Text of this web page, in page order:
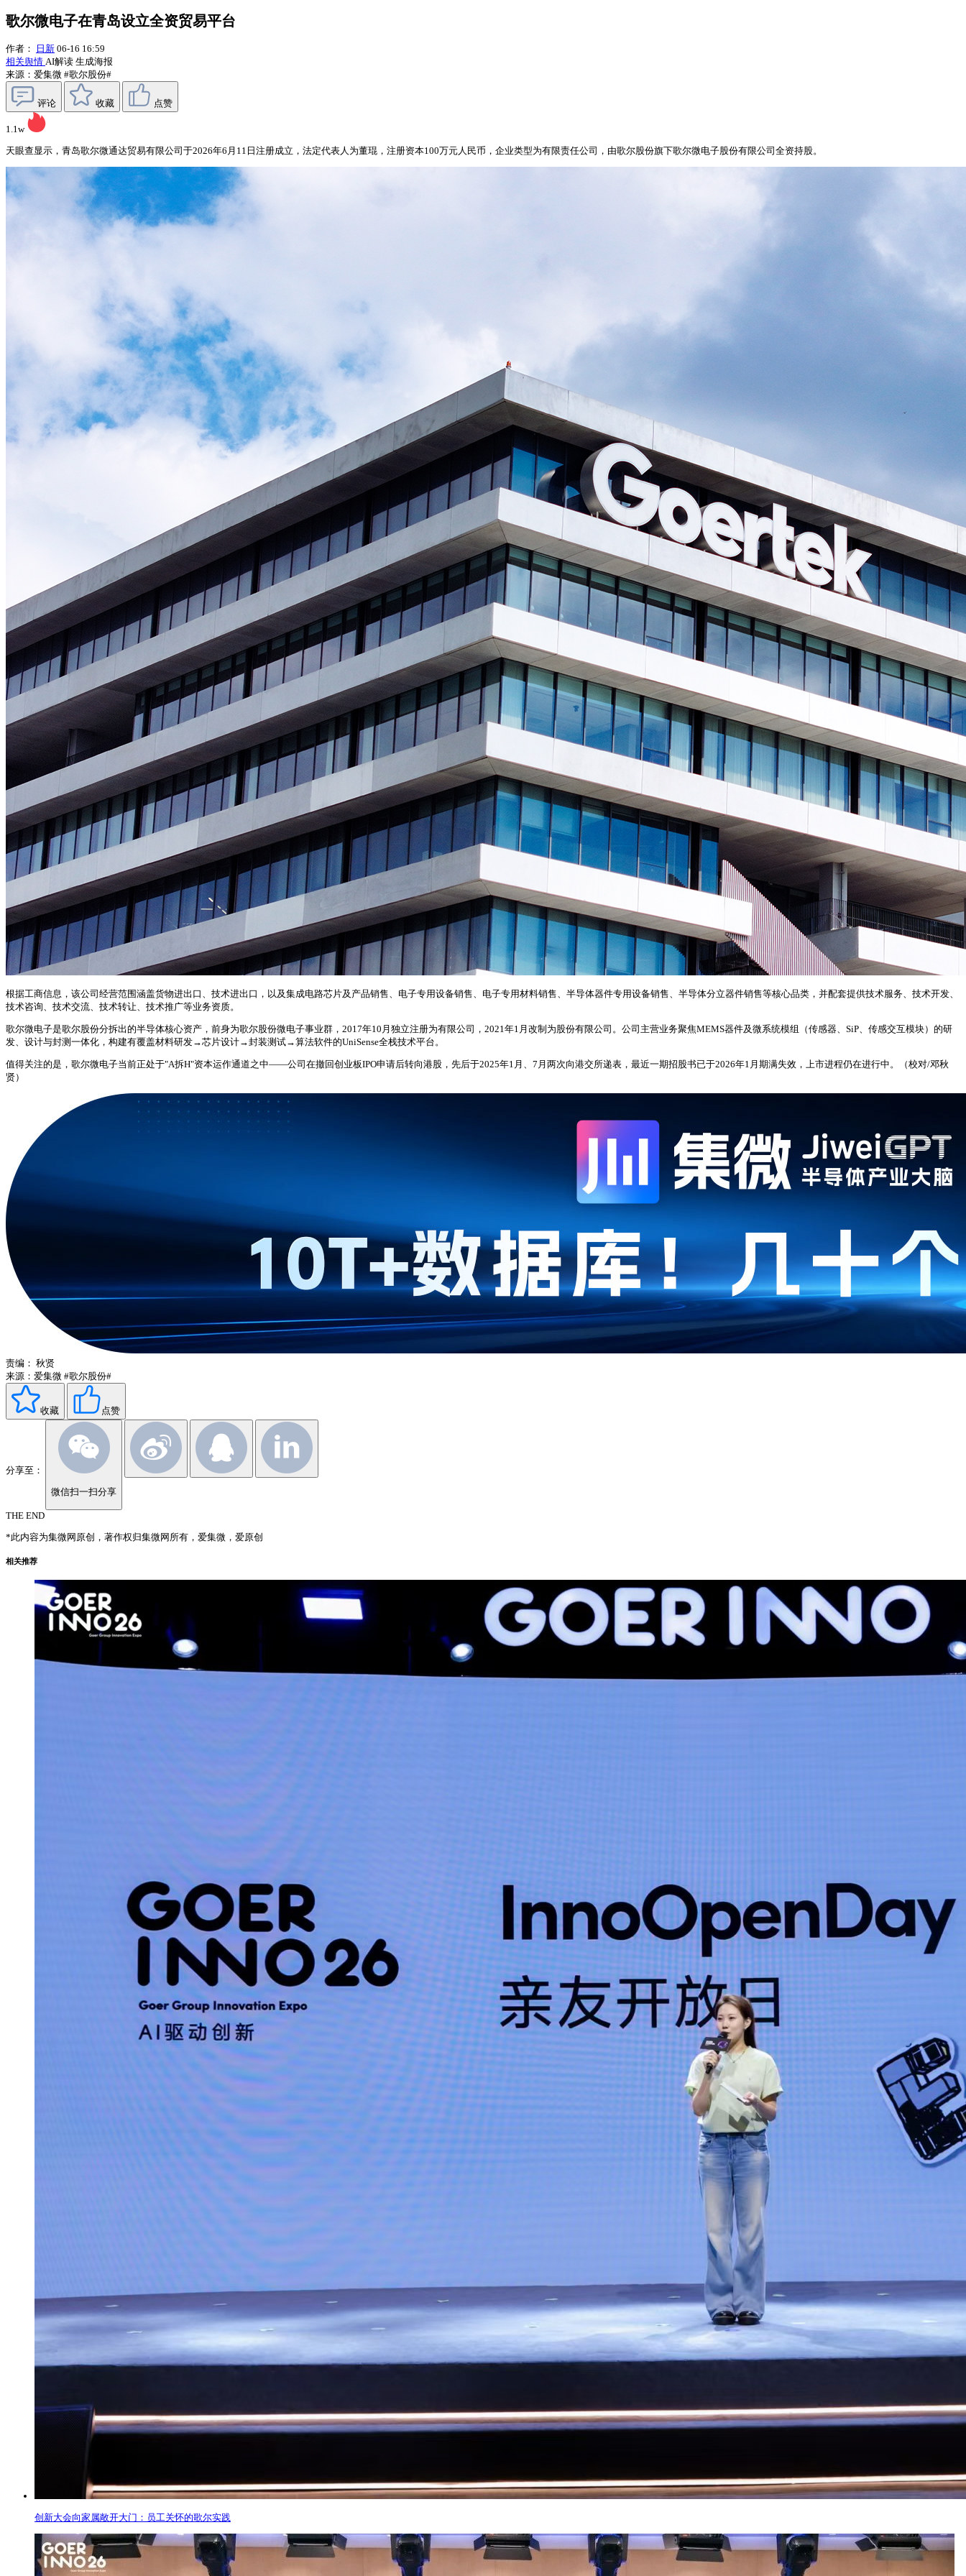
歌尔微电子在青岛设立全资贸易平台
作者： 日新 06-16 16:59
相关舆情 AI解读 生成海报
来源：爱集微 #歌尔股份#
评论 收藏 点赞
1.1w
天眼查显示，青岛歌尔微通达贸易有限公司于2026年6月11日注册成立，法定代表人为董琨，注册资本100万元人民币，企业类型为有限责任公司，由歌尔股份旗下歌尔微电子股份有限公司全资持股。
根据工商信息，该公司经营范围涵盖货物进出口、技术进出口，以及集成电路芯片及产品销售、电子专用设备销售、电子专用材料销售、半导体器件专用设备销售、半导体分立器件销售等核心品类，并配套提供技术服务、技术开发、
技术咨询、技术交流、技术转让、技术推广等业务资质。
歌尔微电子是歌尔股份分拆出的半导体核心资产，前身为歌尔股份微电子事业群，2017年10月独立注册为有限公司，2021年1月改制为股份有限公司。公司主营业务聚焦MEMS器件及微系统模组（传感器、SiP、传感交互模块）的研
发、设计与封测一体化，构建有覆盖材料研发→芯片设计→封装测试→算法软件的UniSense全栈技术平台。
值得关注的是，歌尔微电子当前正处于"A拆H"资本运作通道之中——公司在撤回创业板IPO申请后转向港股，先后于2025年1月、7月两次向港交所递表，最近一期招股书已于2026年1月期满失效，上市进程仍在进行中。（校对/邓秋
贤）
责编： 秋贤
来源：爱集微 #歌尔股份#
收藏 点赞
分享至：
微信扫一扫分享
THE END
*此内容为集微网原创，著作权归集微网所有，爱集微，爱原创
相关推荐
创新大会向家属敞开大门：员工关怀的歌尔实践